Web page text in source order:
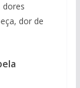
dores
dor de